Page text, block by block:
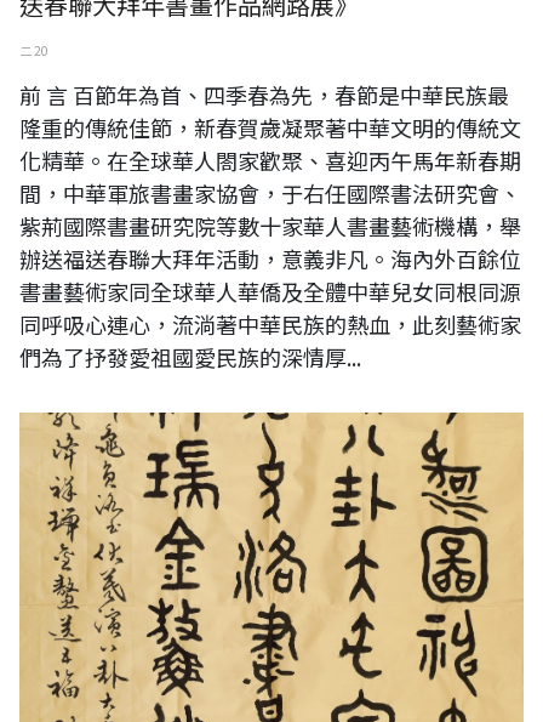
二 20
前 言 百節年為首、四季春為先，春節是中華民族最
隆重的傳統佳節，新春賀歲凝聚著中華文明的傳統文
化精華。在全球華人閤家歡聚、喜迎丙午馬年新春期
間，中華軍旅書畫家協會，于右任國際書法研究會、
紫荊國際書畫研究院等數十家華人書畫藝術機構，舉
辦送福送春聯大拜年活動，意義非凡。海內外百餘位
書畫藝術家同全球華人華僑及全體中華兒女同根同源
同呼吸心連心，流淌著中華民族的熱血，此刻藝術家
們為了抒發愛祖國愛民族的深情厚...